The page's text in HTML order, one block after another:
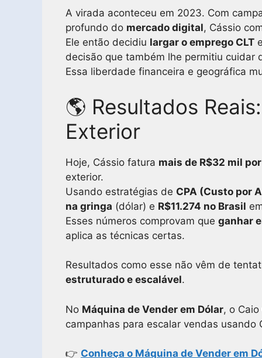
A virada aconteceu em 2023. Com
profundo do mercado digital, Cássio
Ele então decidiu largar o emprego CLT
decisão que também lhe permitiu cuidar
Essa liberdade financeira e geográfica
🌎 Resultados
Exterior
Hoje, Cássio fatura mais de R$32 mil
exterior.
Usando estratégias de CPA (Custo por
na gringa (dólar) e R$11.274 no Brasil
Esses números comprovam que ganhar
aplica as técnicas certas.
Resultados como esse não vêm de
estruturado e escalável.
No Máquina de Vender em Dólar, o
campanhas para escalar vendas usando
👉 Conheça o Máquina de Vender em